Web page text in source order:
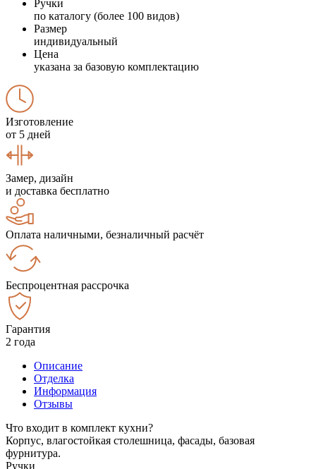
Ручки
по каталогу (более 100 видов)
Размер
индивидуальный
Цена
указана за базовую комплектацию
Изготовление
от 5 дней
Замер, дизайн
и доставка бесплатно
Оплата наличными, безналичный расчёт
Беспроцентная рассрочка
Гарантия
2 года
Описание
Отделка
Информация
Отзывы
Что входит в комплект кухни?
Корпус, влагостойкая столешница, фасады, базовая
фурнитура.
Ручки